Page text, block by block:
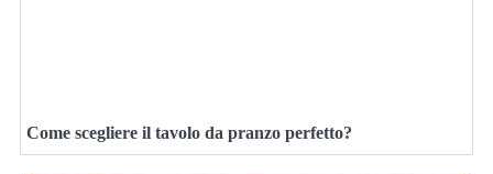
Come scegliere il tavolo da pranzo perfetto?